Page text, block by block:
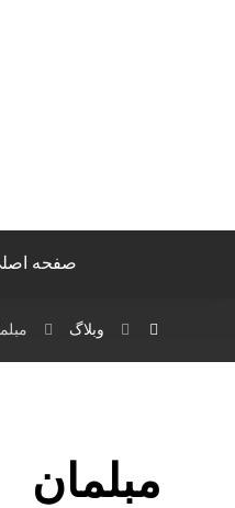
صفحه
وبلاگ
مبلمان